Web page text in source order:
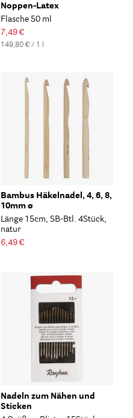
Noppen-Latex
Flasche 50 ml
7,49 €
149,80 € / 1 l
Bambus Häkelnadel, 4, 6, 8,
10mm ø
Länge 15cm, SB-Btl. 4Stück,
natur
6,49 €
Nadeln zum Nähen und
Sticken